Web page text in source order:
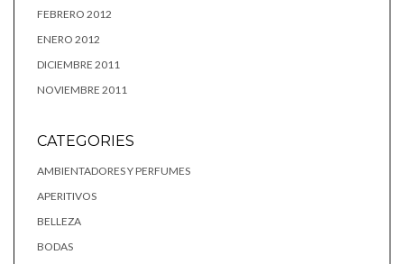
FEBRERO 2012
ENERO 2012
DICIEMBRE 2011
NOVIEMBRE 2011
CATEGORIES
AMBIENTADORES Y PERFUMES
APERITIVOS
BELLEZA
BODAS